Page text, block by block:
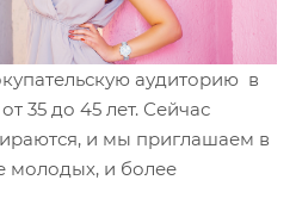
аудиторию в
35 до 45 лет. Сейчас
и мы приглашаем в
молодых, и более